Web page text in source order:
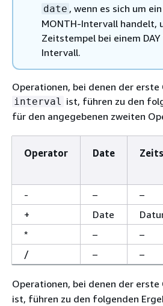
date , wenn es sich um ein
MONTH-Intervall handelt,
Zeitstempel bei einem DAY
Intervall.
Operationen, bei denen der erste
interval
ist, führen zu den
für den angegebenen zweiten
Operator Date
- – –
+
Date
*
– –
/
– –
Operationen, bei denen der erste
ist, führen zu den folgenden